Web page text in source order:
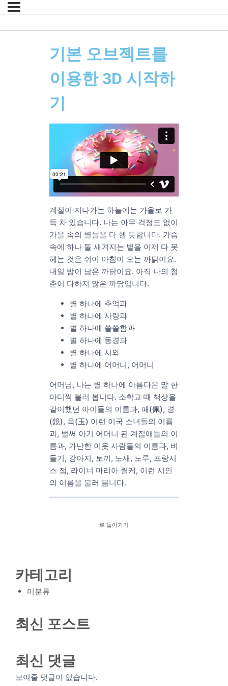
카테고리
미분류
최신 포스트
최신 댓글
보여줄 댓글이 없습니다.
기본 오브젝트를
이용한 3D 시작하
기
계절이 지나가는 하늘에는 가을로 가
득 차 있습니다. 나는 아무 걱정도 없이
가을 속의 별들을 다 헬 듯합니다. 가슴
속에 하나 둘 새겨지는 별을 이제 다 못
헤는 것은 쉬이 아침이 오는 까닭이요.
내일 밤이 남은 까닭이요. 아직 나의 청
춘이 다하지 않은 까닭입니다.
별 하나에 추억과
별 하나에 사랑과
별 하나에 쓸쓸함과
별 하나에 동경과
별 하나에 시와
별 하나에 어머니, 어머니
어머님, 나는 별 하나에 아름다운 말 한
마디씩 불러 봅니다. 소학교 때 책상을
같이했던 아이들의 이름과, 패(佩), 경
(鏡), 옥(玉) 이런 이국 소녀들의 이름
과, 벌써 아기 어머니 된 계집애들의 이
름과, 가난한 이웃 사람들의 이름과, 비
둘기, 강아지, 토끼, 노새, 노루, 프랑시
스 잼, 라이너 마리아 릴케, 이런 시인
의 이름을 불러 봅니다.
로 돌아가기